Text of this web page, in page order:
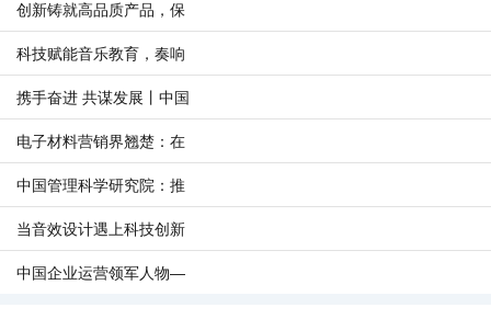
创新铸就高品质产品，保
科技赋能音乐教育，奏响
携手奋进 共谋发展丨中国
电子材料营销界翘楚：在
中国管理科学研究院：推
当音效设计遇上科技创新
中国企业运营领军人物—